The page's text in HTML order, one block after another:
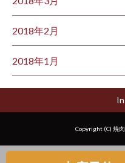
2018年2月
2018年1月
Copyright (C) 焼